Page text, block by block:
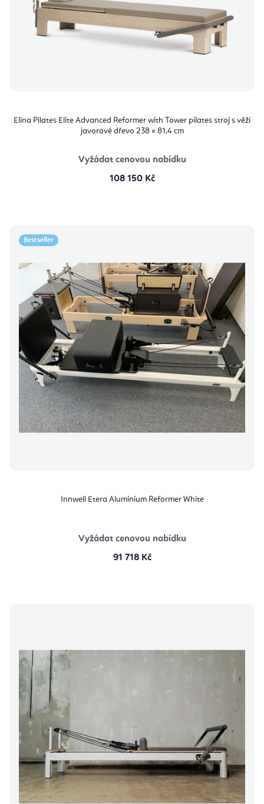
Elina Pilates Elite Advanced Reformer with Tower pilates stroj s věží
javorové dřevo 238 × 81,4 cm
Vyžádat cenovou nabídku
108 150 Kč
Bestseller
Innwell Etera Aluminium Reformer White
Vyžádat cenovou nabídku
91 718 Kč